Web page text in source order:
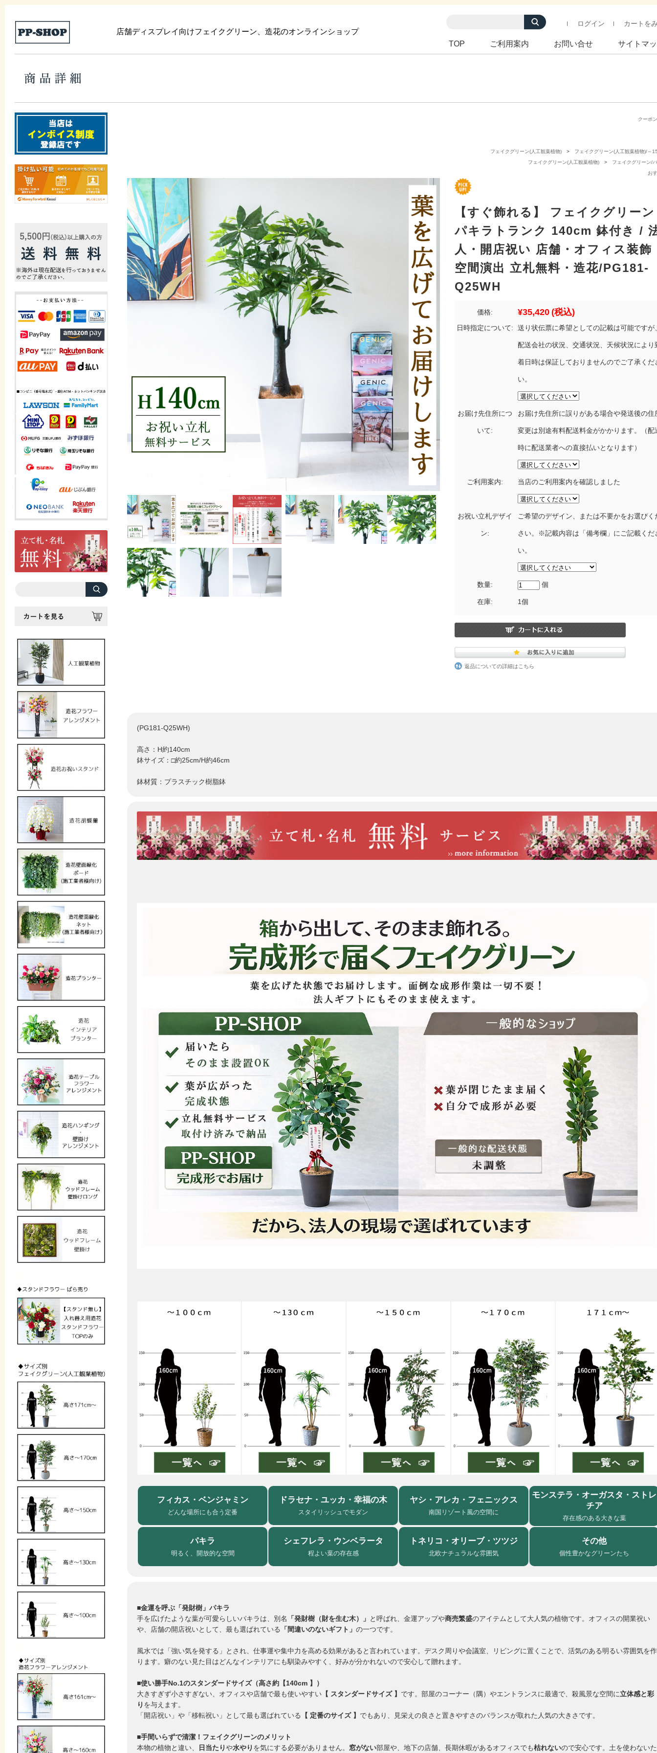
店舗ディスプレイ向けフェイクグリーン、造花のオンラインショップ
ログイン カートを
TOP ご利用案内 お問い合せ サイトマ
クーポ
フェイクグリーン(人工観葉植物)
フェイクグリーン(人工観葉植物)/～
フェイクグリーン(人工観葉植物)
フェイクグリーン/
お
【すぐ飾れる】 フェイクグリーン
パキラトランク 140cm 鉢付き /
人・開店祝い 店舗・オフィス装飾
空間演出 立札無料・造花/PG181-
Q25WH
価格: ¥35,420 (税込)
日時指定について: 送り状伝票に希望としての記載は可能ですが
配送会社の状況、交通状況、天候状況により
着日時は保証しておりませんのでご了承くだ
い。
お届け先住所につ
いて:
お届け先住所に誤りがある場合や発送後の住
変更は別途有料配送料金がかかります。（配
時に配送業者への直接払いとなります）
ご利用案内: 当店のご利用案内を確認しました
お祝い立札デザイ
ン:
ご希望のデザイン、または不要かをお選びく
さい。※記載内容は「備考欄」にご記載くだ
い。
数量: 個
在庫: 1個
返品についての詳細はこちら
(PG181-Q25WH)
高さ：H約140cm
鉢サイズ：□約25cm/H約46cm
鉢材質：プラスチック樹脂鉢
フィカス・ベンジャミン
どんな場所にも合う定番
ドラセナ・ユッカ・幸福の木
スタイリッシュでモダン
ヤシ・アレカ・フェニックス
南国リゾート風の空間に
モンステラ・オーガスタ・ストレ
チア
存在感のある大きな葉
パキラ
明るく、開放的な空間
シェフレラ・ウンベラータ
程よい葉の存在感
トネリコ・オリーブ・ツツジ
北欧ナチュラルな雰囲気
その他
個性豊かなグリーンたち
■金運を呼ぶ「発財樹」パキラ
手を広げたような葉が可愛らしいパキラは、別名
「発財樹（財を生む木）」 と呼ばれ、金運アップや商売繁盛のアイテムとして大人気の植物です。オフィスの開業祝い
や、店舗の開店祝いとして、最も選ばれている
「間違いのないギフト」 の一つです。
風水では「強い気を発する」とされ、仕事運や集中力を高める効果があると言われています。デスク周りや会議室、リビングに置くことで、活気のある明るい雰囲気を作
ります。癖のない見た目はどんなインテリアにも馴染みやすく、好みが分かれないので安心して贈れます。
■使い勝手No.1のスタンダードサイズ（高さ約【140cm 】）
大きすぎず小さすぎない、オフィスや店舗で最も使いやすい 【 スタンダードサイズ 】 です。部屋のコーナー（隅）やエントランスに最適で、殺風景な空間に立体感と彩
り を与えます。
「開店祝い」や「移転祝い」として最も選ばれている
【 定番のサイズ 】 でもあり、見栄えの良さと置きやすさのバランスが取れた人気の大きさです。
■手間いらずで清潔！フェイクグリーンのメリット
本物の植物と違い、
日当たりや水やり を気にする必要がありません。 窓がない部屋や、地下の店舗、長期休暇があるオフィスでも枯れないので安心です。土を使わないた